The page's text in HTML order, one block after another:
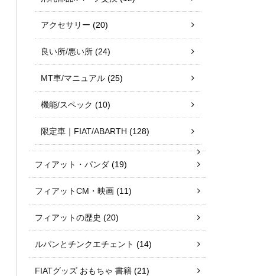
アクセサリー (20)
良い所/悪い所 (24)
MT車/マニュアル (25)
機能/スペック (10)
限定車｜FIAT/ABARTH (128)
フィアット・パンダ (19)
フィアットCM・映画 (11)
フィアットの歴史 (20)
ルパンとチンクエチェント (14)
FIATグッズ おもちゃ 書籍 (21)